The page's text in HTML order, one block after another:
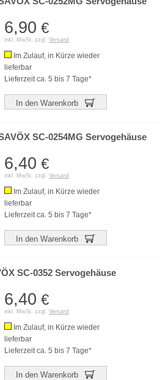
6,90 €
inkl. MwSt. zzgl. Versand
Im Zulauf, in Kürze wieder
lieferbar
Lieferzeit ca. 5 bis 7 Tage*
In den Warenkorb
SC-0254MG Servogehäuse
6,40 €
inkl. MwSt. zzgl. Versand
Im Zulauf, in Kürze wieder
lieferbar
Lieferzeit ca. 5 bis 7 Tage*
In den Warenkorb
SC-0352 Servogehäuse
6,40 €
inkl. MwSt. zzgl. Versand
Im Zulauf, in Kürze wieder
lieferbar
Lieferzeit ca. 5 bis 7 Tage*
In den Warenkorb